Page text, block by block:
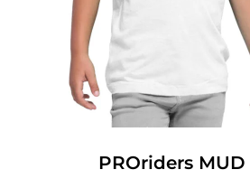
PROriders MUD